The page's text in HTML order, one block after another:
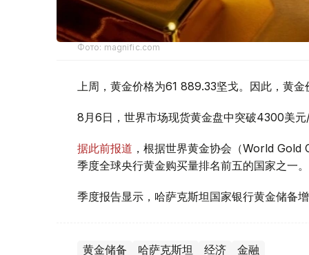
Фото: magnific.com
上周，黄金价格为61 889.33坚戈。因此，黄
8月6日，世界市场现货黄金盘中突破4300美元
据此前报道 ，根据世界黄金协会（World
季度全球央行黄金购买量排名前五的国家之一。
季度报告显示，哈萨克斯坦国家银行黄金储备增
黄金储备 哈萨克斯坦 经济 金融